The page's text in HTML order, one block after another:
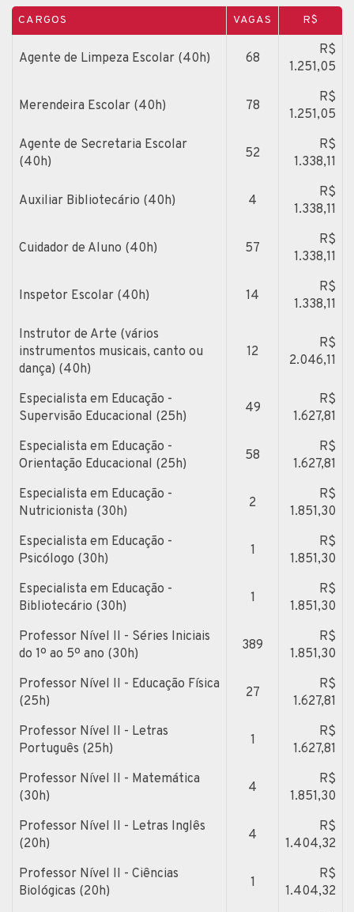
CARGOS VAGAS R$
Agente de Limpeza Escolar (40h) 68
R$
1.251,05
Merendeira Escolar (40h) 78
R$
1.251,05
Agente de Secretaria Escolar
(40h)
52
R$
1.338,11
Auxiliar Bibliotecário (40h) 4
R$
1.338,11
Cuidador de Aluno (40h) 57
R$
1.338,11
Inspetor Escolar (40h) 14
R$
1.338,11
Instrutor de Arte (vários
instrumentos musicais, canto ou
dança) (40h)
12
R$
2.046,11
Especialista em Educação -
Supervisão Educacional (25h)
49
R$
1.627,81
Especialista em Educação -
Orientação Educacional (25h)
58
R$
1.627,81
Especialista em Educação -
Nutricionista (30h)
2
R$
1.851,30
Especialista em Educação -
Psicólogo (30h)
1
R$
1.851,30
Especialista em Educação -
Bibliotecário (30h)
1
R$
1.851,30
Professor Nível II - Séries Iniciais
do 1º ao 5º ano (30h)
389
R$
1.851,30
Professor Nível II - Educação Física
(25h)
27
R$
1.627,81
Professor Nível II - Letras
Português (25h)
1
R$
1.627,81
Professor Nível II - Matemática
(30h)
4
R$
1.851,30
Professor Nível II - Letras Inglês
(20h)
4
R$
1.404,32
Professor Nível II - Ciências
Biológicas (20h)
1
R$
1.404,32